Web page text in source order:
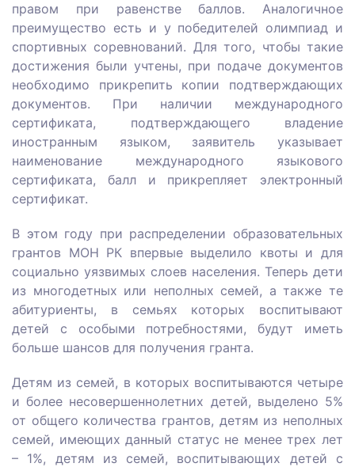
правом при равенстве баллов. Аналогичное
преимущество есть и у победителей олимпиад и
спортивных соревнований. Для того, чтобы такие
достижения были учтены, при подаче документов
необходимо прикрепить копии подтверждающих
документов. При наличии международного
сертификата, подтверждающего владение
иностранным языком, заявитель указывает
наименование международного языкового
сертификата, балл и прикрепляет электронный
сертификат.
В этом году при распределении образовательных
грантов МОН РК впервые выделило квоты и для
социально уязвимых слоев населения. Теперь дети
из многодетных или неполных семей, а также те
абитуриенты, в семьях которых воспитывают
детей с особыми потребностями, будут иметь
больше шансов для получения гранта.
Детям из семей, в которых воспитываются четыре
и более несовершеннолетних детей, выделено 5%
от общего количества грантов, детям из неполных
семей, имеющих данный статус не менее трех лет
– 1%, детям из семей, воспитывающих детей с